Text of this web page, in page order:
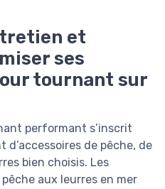
et
ses
tournant sur
performant s’inscrit
d’accessoires de pêche, de
bien choisis. Les
aux leurres en mer